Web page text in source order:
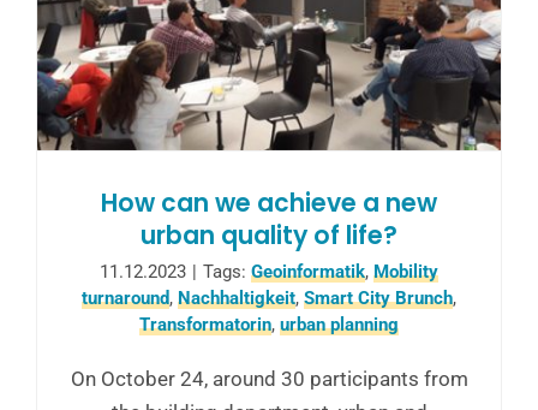
How can we achieve a new
urban quality of life?
11.12.2023 | Tags: Geoinformatik, Mobility
turnaround, Nachhaltigkeit, Smart City Brunch,
Transformatorin, urban planning
On October 24, around 30 participants from